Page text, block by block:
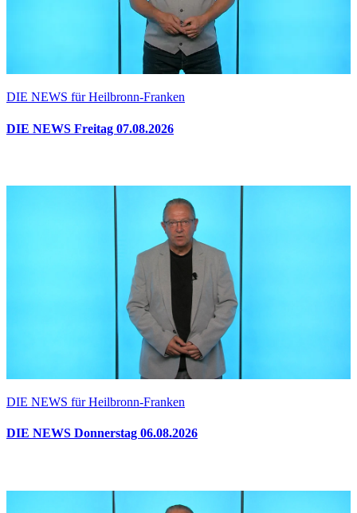
DIE NEWS für Heilbronn-Franken
DIE NEWS Freitag 07.08.2026
DIE NEWS für Heilbronn-Franken
DIE NEWS Donnerstag 06.08.2026